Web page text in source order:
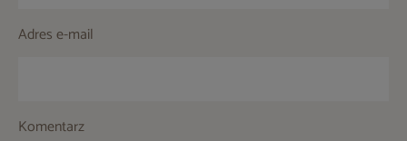
Adres e-mail
Komentarz